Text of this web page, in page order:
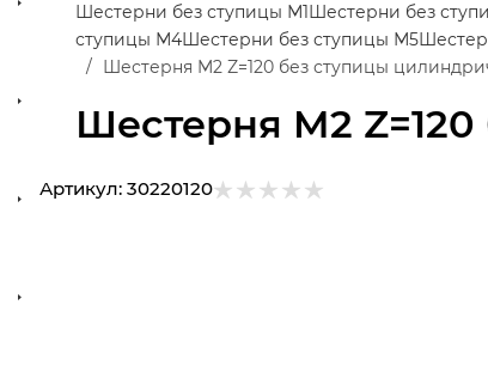
Шестерня M2
Шестерни без ступицы М1Шестерни без
ступицы М4Шестерни без ступицы М5
Шестерня M2 Z=120 без ступицы
Артикул: 30220120